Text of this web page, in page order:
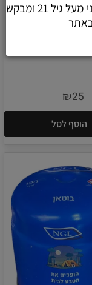
ברנר להבה מקצועי
₪25
הוסף לסל
בלחציה על כפתור האישור, אני מאשר שאני מעל גיל 21 ומבקש
באתר